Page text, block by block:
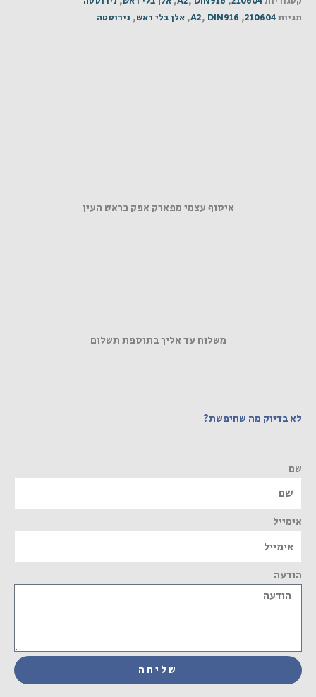
תגיות210604
,
A2, DIN916
, אלן בלי ראש, נירוסטה
איסוף עצמי מפארק אפק בראש העין
משלוח עד אליך בתוספת תשלום
לא בדיוק מה שחיפשת?
שם
אימייל
הודעה
שליחה